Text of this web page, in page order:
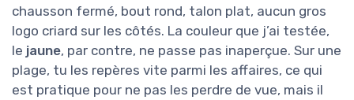
chausson fermé, bout rond, talon plat, aucun gros
logo criard sur les côtés. La couleur que j’ai testée,
le jaune, par contre, ne passe pas inaperçue. Sur une
plage, tu les repères vite parmi les affaires, ce qui
est pratique pour ne pas les perdre de vue, mais il